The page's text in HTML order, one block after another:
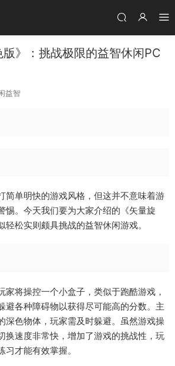
版》：挑战极限的益智休闲PC
益智
简单明快的游戏风格，但这并不意味着游
惕。今天我们要为大家介绍的《矢量旋
轻松实则颇具挑战的益智休闲游戏。
家将操控一个小盒子，类似于跑酷游戏，
避各种障碍物以获得尽可能高的分数。主
深色物体，玩家需及时躲避。虽然游戏操
换速度非常快，增加了游戏的挑战性，玩
才能有效掌握。